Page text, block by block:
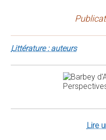
Littérature : auteurs
Lire